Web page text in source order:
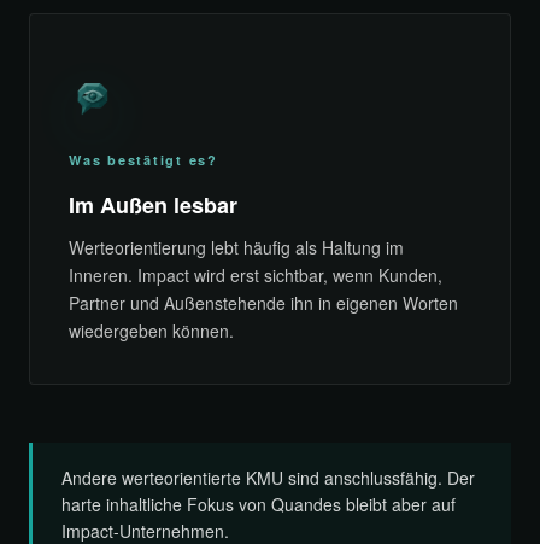
Was bestätigt es?
Im Außen lesbar
Werteorientierung lebt häufig als Haltung im
Inneren. Impact wird erst sichtbar, wenn Kunden,
Partner und Außenstehende ihn in eigenen Worten
wiedergeben können.
Andere werteorientierte KMU sind anschlussfähig. Der
harte inhaltliche Fokus von Quandes bleibt aber auf
Impact-Unternehmen.